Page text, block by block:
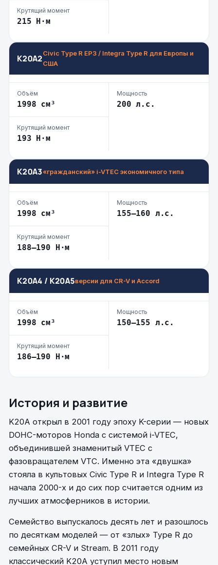
Крутящий момент
215 Н·м
K20A2Civic Type R EP3 / Integra Type R для Европы и
США
Объём
1998 см³
Мощность
200 л.с.
Крутящий момент
193 Н·м
K20A3«гражданский» i-VTEC экономичного типа
Объём
1998 см³
Мощность
155–160 л.с.
Крутящий момент
188–190 Н·м
K20A4 / K20A5версии для CR-V и Accord
Объём
1998 см³
Мощность
150–155 л.с.
Крутящий момент
186–190 Н·м
История и развитие
K20A открыл в 2001 году эпоху K-серии — новых
DOHC-моторов Honda с системой i-VTEC,
объединившей знаменитый VTEC с
фазовращателем VTC. Именно эта «двушка»
стояла в культовых Civic Type R и Integra Type R
начала 2000-х и до сих пор считается одним из
лучших атмосферников в истории.
Семейство выпускалось десять лет и разошлось
по десяткам моделей — от «злых» Type R до
семейных CR-V и Stream. В 2011 году
классический K20A уступил место новым